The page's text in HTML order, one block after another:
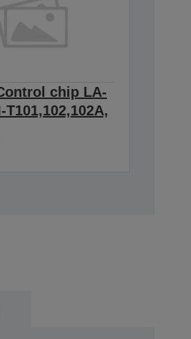
chip LA-
T101,102,102A,